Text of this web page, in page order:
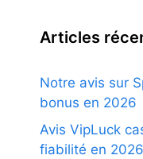
Articles
Notre avis sur
bonus en 2026
Avis VipLuck
fiabilité en 2026